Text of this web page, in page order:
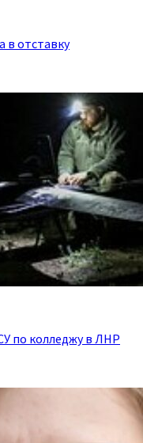
в отставку
по колледжу в ЛНР